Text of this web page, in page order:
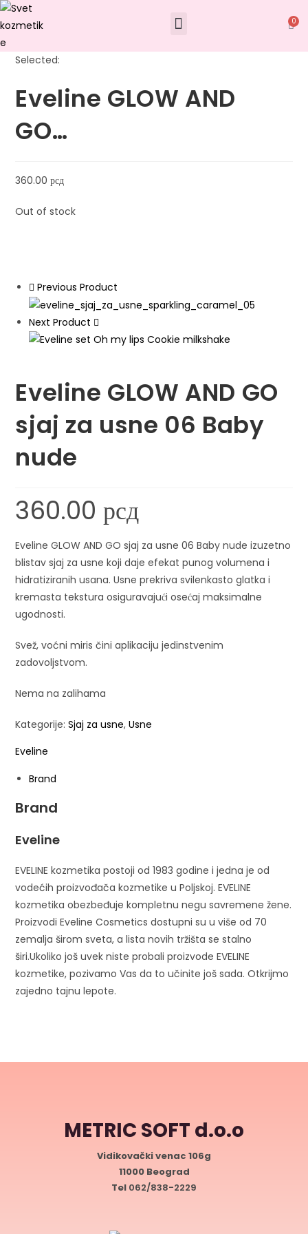
0
Selected:
Eveline GLOW AND
GO…
360.00рсд
Out of stock
Previous Product
Next Product
Eveline GLOW AND GO
sjaj za usne 06 Baby
nude
360.00рсд
Eveline GLOW AND GO sjaj za usne 06 Baby nude izuzetno
blistav sjaj za usne koji daje efekat punog volumena i
hidratiziranih usana. Usne prekriva svilenkasto glatka i
kremasta tekstura osiguravajući osećaj maksimalne
ugodnosti.
Svež, voćni miris čini aplikaciju jedinstvenim
zadovoljstvom.
Nema na zalihama
Kategorije:Sjaj za usne,Usne
Eveline
Brand
Brand
Eveline
EVELINE kozmetika postoji od 1983 godine i jedna je od
vodećih proizvođača kozmetike u Poljskoj.EVELINE
kozmetika obezbeđuje kompletnu negu savremene žene.
Proizvodi Eveline Cosmetics dostupni su u više od 70
zemalja širom sveta, a lista novih tržišta se stalno
širi.Ukoliko još uvek niste probali proizvode EVELINE
kozmetike, pozivamo Vas da to učinite još sada. Otkrijmo
zajedno tajnu lepote.
METRIC SOFT d.o.o
Vidikovački venac 106g
11000 Beograd
Tel 062/838-2229